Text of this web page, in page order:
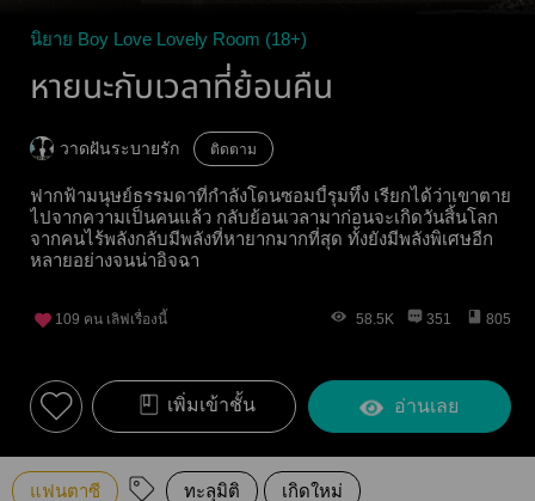
นิยาย Boy Love Lovely Room (18+)
หายนะกับเวลาที่ย้อนคืน
วาดฝันระบายรัก ติดตาม
ฟากฟ้ามนุษย์ธรรมดาที่กำลังโดนซอมบี้รุมทึ้ง เรียกได้ว่าเขาตาย
ไปจากความเป็นคนแล้ว กลับย้อนเวลามาก่อนจะเกิดวันสิ้นโลก
จากคนไร้พลังกลับมีพลังที่หายากมากที่สุด ทั้งยังมีพลังพิเศษอีก
หลายอย่างจนน่าอิจฉา
109 คน เลิฟเรื่องนี้ 58.5K 351 805
เพิ่มเข้าชั้น อ่านเลย
แฟนตาซี ทะลุมิติ เกิดใหม่